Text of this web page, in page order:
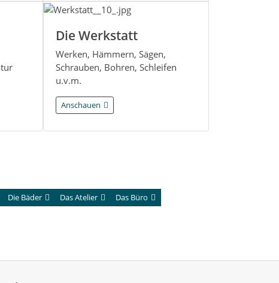
Die Werkstatt
Werken, Hämmern, Sägen,
Schrauben, Bohren, Schleifen
u.v.m.
Anschauen
Die Bäder Das Atelier
Das Büro